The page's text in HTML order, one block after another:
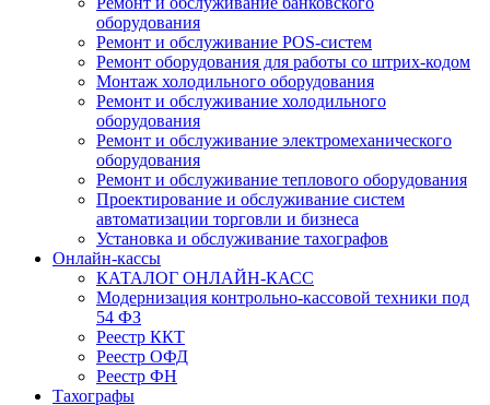
оборудования
Ремонт и обслуживание POS-систем
Ремонт оборудования для работы со штрих-кодом
Монтаж холодильного оборудования
Ремонт и обслуживание холодильного
оборудования
Ремонт и обслуживание электромеханического
оборудования
Ремонт и обслуживание теплового оборудования
Проектирование и обслуживание систем
автоматизации торговли и бизнеса
Установка и обслуживание тахографов
Онлайн-кассы
КАТАЛОГ ОНЛАЙН-КАСС
Модернизация контрольно-кассовой техники под
54 ФЗ
Реестр ККТ
Реестр ОФД
Реестр ФН
Тахографы